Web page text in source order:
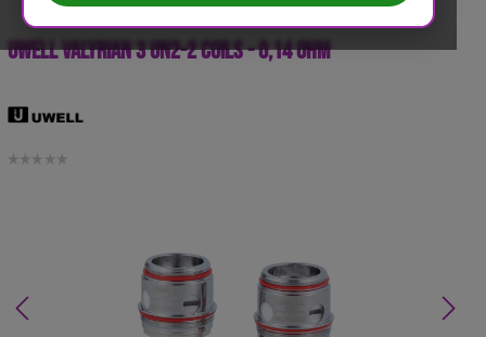
Uwell Valyrian 3 UN2-2 Coils - 0,14 Ohm